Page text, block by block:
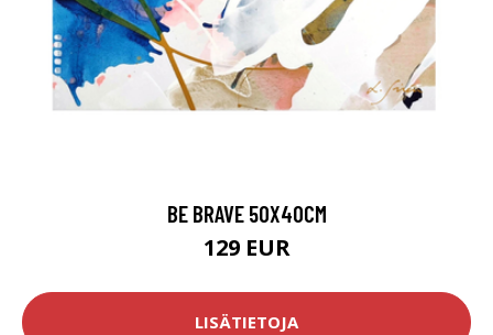
BE BRAVE 50X40CM
129 EUR
LISÄTIETOJA